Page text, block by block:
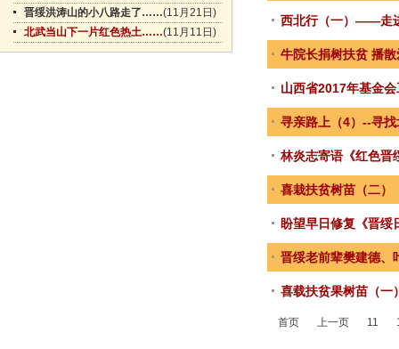
晋绥洪涛山的小八路走了……(11月21日)
北武当山下一片红色热土……(11月11日)
西北行（一）——走
牛院长捐树扶贫 播散
山西省2017年基金
寻亲路上（4）--寻
林炎志寄语《红色晋
喜栽扶贫树苗（二）
盼望早日修复《晋绥
晋绥老前辈樊建德、
喜载扶贫果树苗（一
首页 上一页 11